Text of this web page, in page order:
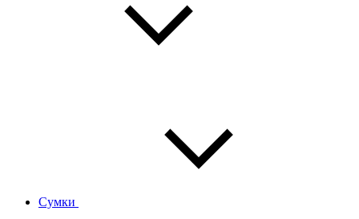
Сумки